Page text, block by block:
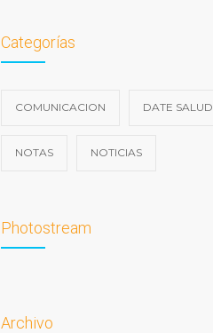
Categorías
COMUNICACION DATE SALUD
NOTAS NOTICIAS
Photostream
Archivo